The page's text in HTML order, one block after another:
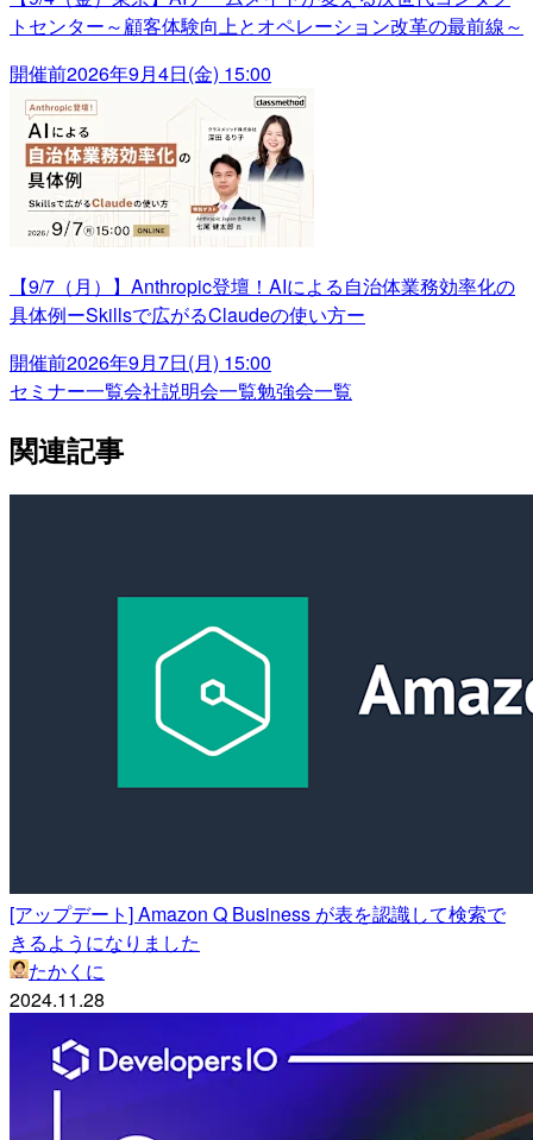
トセンター～顧客体験向上とオペレーション改革の最前線～
開催前2026年9月4日(金) 15:00
【9/7（月）】Anthropic登壇！AIによる自治体業務効率化の
具体例ーSkillsで広がるClaudeの使い方ー
開催前2026年9月7日(月) 15:00
セミナー一覧会社説明会一覧勉強会一覧
関連記事
[アップデート] Amazon Q Business が表を認識して検索で
きるようになりました
たかくに
2024.11.28